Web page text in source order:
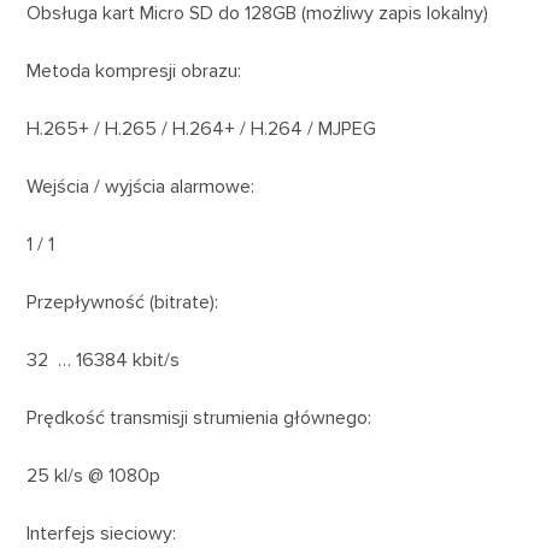
Obsługa kart Micro SD do 128GB (możliwy zapis lokalny)
Metoda kompresji obrazu:
H.265+ / H.265 / H.264+ / H.264 / MJPEG
Wejścia / wyjścia alarmowe:
1 / 1
Przepływność (bitrate):
32 … 16384 kbit/s
Prędkość transmisji strumienia głównego:
25 kl/s @ 1080p
Interfejs sieciowy: